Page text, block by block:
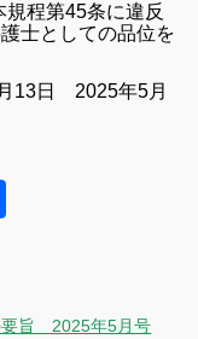
程第45条に違反
士としての品位を
13日
2025年5月
要旨 2025年5月号